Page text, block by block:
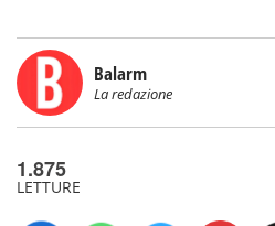
Balarm
La redazione
1.875
LETTURE